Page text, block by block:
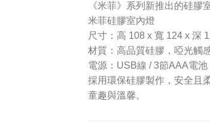
《米菲》系列新推出的硅膠
米菲硅膠室內燈
尺寸：高 108 x 寬 124 x 深
材質：高品質硅膠，啞光觸
電源：USB線 / 3節AAA電池
採用環保硅膠製作，安全且
童趣與溫馨。